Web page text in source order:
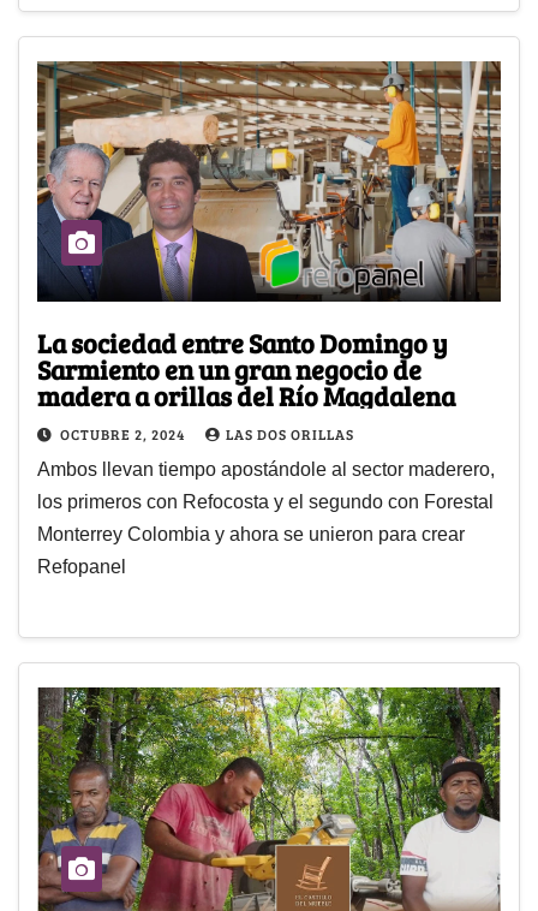
La sociedad entre Santo Domingo y
Sarmiento en un gran negocio de
madera a orillas del Río Magdalena
OCTUBRE 2, 2024 LAS DOS ORILLAS
Ambos llevan tiempo apostándole al sector maderero,
los primeros con Refocosta y el segundo con Forestal
Monterrey Colombia y ahora se unieron para crear
Refopanel